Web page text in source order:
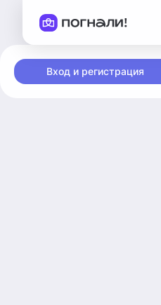
Вход и регистрация